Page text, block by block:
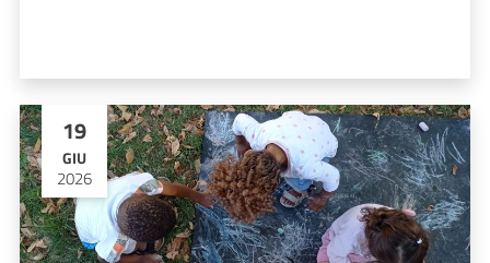
19
GIU
2026